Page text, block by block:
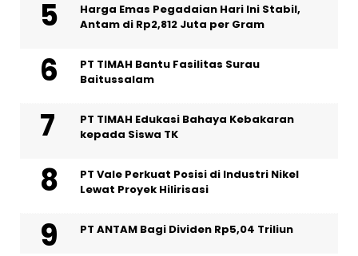
Harga Emas Pegadaian Hari Ini Stabil,
Antam di Rp2,812 Juta per Gram
PT TIMAH Bantu Fasilitas Surau
Baitussalam
PT TIMAH Edukasi Bahaya Kebakaran
kepada Siswa TK
PT Vale Perkuat Posisi di Industri Nikel
Lewat Proyek Hilirisasi
PT ANTAM Bagi Dividen Rp5,04 Triliun